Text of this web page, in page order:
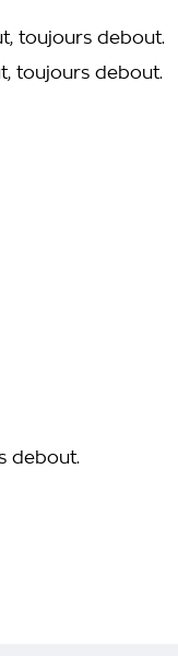
toujours debout.
toujours debout.
debout.